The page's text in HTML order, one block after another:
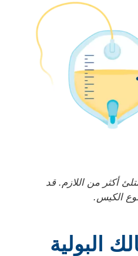
أكثر من اللازم. قد
الكيس.
البولية